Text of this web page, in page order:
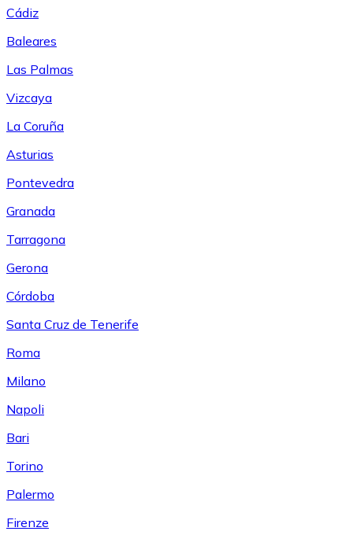
Cádiz
Baleares
Las Palmas
Vizcaya
La Coruña
Asturias
Pontevedra
Granada
Tarragona
Gerona
Córdoba
Santa Cruz de Tenerife
Roma
Milano
Napoli
Bari
Torino
Palermo
Firenze